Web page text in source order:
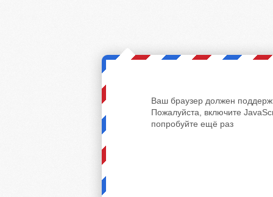
Ваш браузер должен
Пожалуйста, включите
попробуйте ещё раз